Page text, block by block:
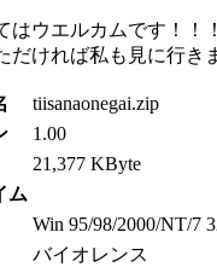
はウエルカムです！
だければ私も見に行き
tiisanaonegai.zip
1.00
21,377 KByte
ム
Win 95/98/2000/NT/7
バイオレンス